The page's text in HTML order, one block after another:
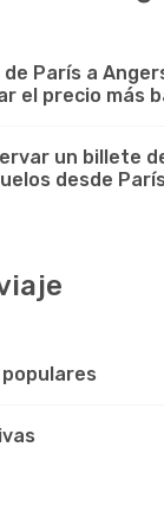
París a
el precio más
un billete
desde